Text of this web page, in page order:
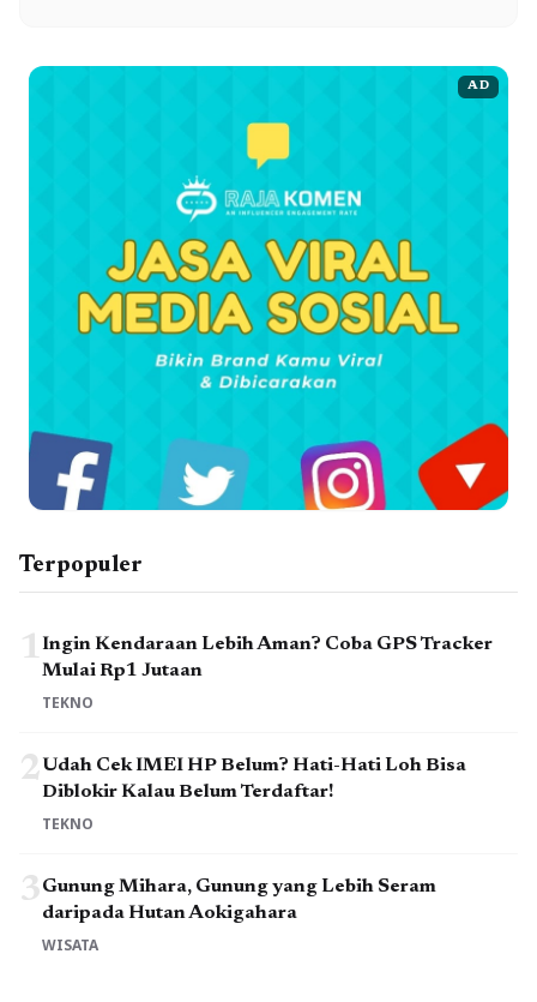
AD
Terpopuler
1Ingin Kendaraan Lebih Aman? Coba GPS Tracker
Mulai Rp1 Jutaan
TEKNO
2Udah Cek IMEI HP Belum? Hati-Hati Loh Bisa
Diblokir Kalau Belum Terdaftar!
TEKNO
3Gunung Mihara, Gunung yang Lebih Seram
daripada Hutan Aokigahara
WISATA